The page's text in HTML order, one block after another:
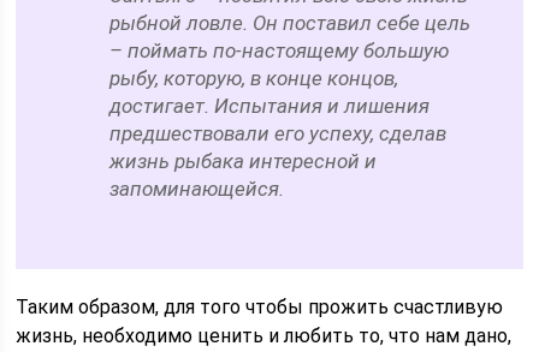
рыбной ловле. Он поставил себе цель
– поймать по-настоящему большую
рыбу, которую, в конце концов,
достигает. Испытания и лишения
предшествовали его успеху, сделав
жизнь рыбака интересной и
запоминающейся.
Таким образом, для того чтобы прожить счастливую
жизнь, необходимо ценить и любить то, что нам дано,